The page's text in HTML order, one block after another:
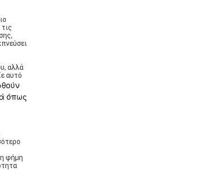
αλλά
αυτό
όπως
φήμη